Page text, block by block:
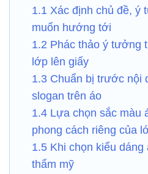
1.1 Xác định chủ đề, ý
muốn hướng tới
1.2 Phác thảo ý tưởng
lớp lên giấy
1.3 Chuẩn bị trước nội
slogan trên áo
1.4 Lựa chọn sắc màu
phong cách riêng của
1.5 Khi chọn kiểu
thẩm mỹ